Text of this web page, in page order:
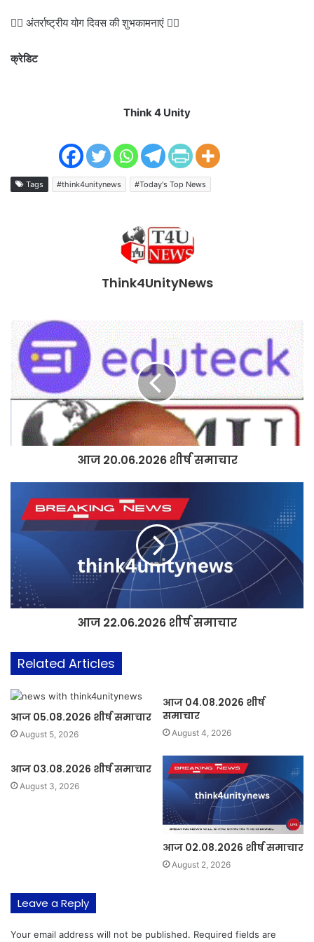
🧘‍♂️ अंतर्राष्ट्रीय योग दिवस की शुभकामनाएं 🧘‍♀️
क्रेडिट
Think 4 Unity
Tags #think4unitynews #Today's Top News
Think4UnityNews
आज 20.06.2026 शीर्ष समाचार
आज 22.06.2026 शीर्ष समाचार
Related Articles
आज 05.08.2026 शीर्ष समाचार
August 5, 2026
आज 04.08.2026 शीर्ष
समाचार
August 4, 2026
आज 03.08.2026 शीर्ष समाचार
August 3, 2026
आज 02.08.2026 शीर्ष समाचार
August 2, 2026
Leave a Reply
Your email address will not be published. Required fields are